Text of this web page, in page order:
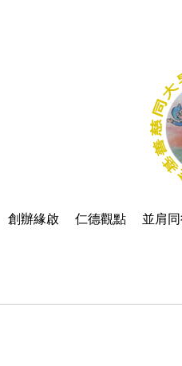
創辦緣啟 仁德觀點 並肩